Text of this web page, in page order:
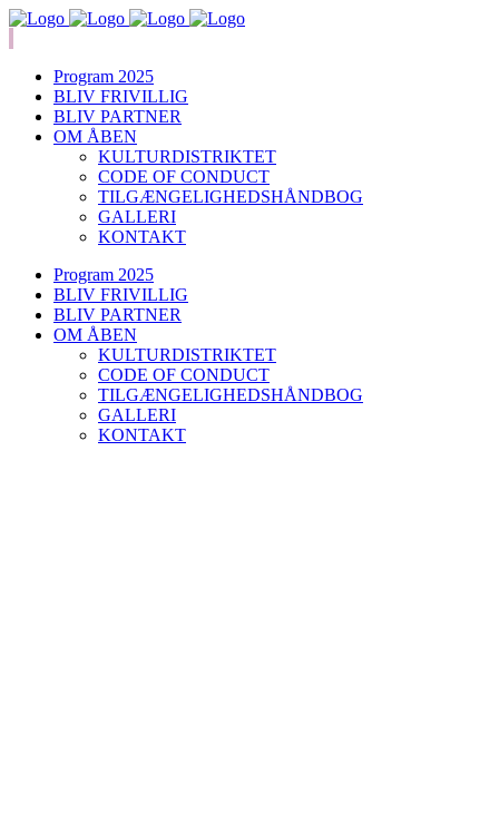
Program 2025
BLIV FRIVILLIG
BLIV PARTNER
OM ÅBEN
KULTURDISTRIKTET
CODE OF CONDUCT
TILGÆNGELIGHEDSHÅNDBOG
GALLERI
KONTAKT
Program 2025
BLIV FRIVILLIG
BLIV PARTNER
OM ÅBEN
KULTURDISTRIKTET
CODE OF CONDUCT
TILGÆNGELIGHEDSHÅNDBOG
GALLERI
KONTAKT